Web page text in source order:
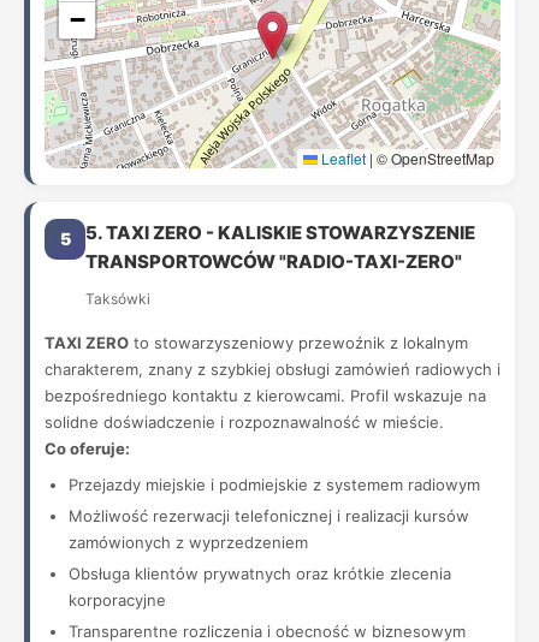
−
Leaflet | © OpenStreetMap
5
5. TAXI ZERO - KALISKIE STOWARZYSZENIE
TRANSPORTOWCÓW "RADIO-TAXI-ZERO"
Taksówki
TAXI ZERO to stowarzyszeniowy przewoźnik z lokalnym
charakterem, znany z szybkiej obsługi zamówień radiowych i
bezpośredniego kontaktu z kierowcami. Profil wskazuje na
solidne doświadczenie i rozpoznawalność w mieście.
Co oferuje:
Przejazdy miejskie i podmiejskie z systemem radiowym
Możliwość rezerwacji telefonicznej i realizacji kursów
zamówionych z wyprzedzeniem
Obsługa klientów prywatnych oraz krótkie zlecenia
korporacyjne
Transparentne rozliczenia i obecność w biznesowym